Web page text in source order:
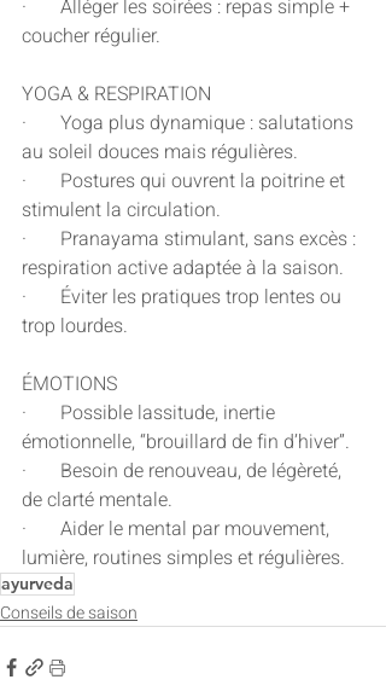
·       Alléger les soirées : repas simple +
coucher régulier.
YOGA & RESPIRATION
·       Yoga plus dynamique : salutations
au soleil douces mais régulières.
·       Postures qui ouvrent la poitrine et
stimulent la circulation.
·       Pranayama stimulant, sans excès :
respiration active adaptée à la saison.
·       Éviter les pratiques trop lentes ou
trop lourdes.
ÉMOTIONS
·       Possible lassitude, inertie
émotionnelle, “brouillard de fin d’hiver”.
·       Besoin de renouveau, de légèreté,
de clarté mentale.
·       Aider le mental par mouvement,
lumière, routines simples et régulières.
ayurveda
Conseils de saison